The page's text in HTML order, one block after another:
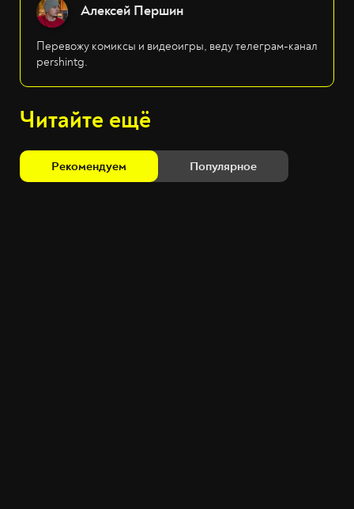
Алексей Першин
Перевожу комиксы и видеоигры, веду телеграм-канал
pershintg.
Читайте ещё
Рекомендуем Популярное